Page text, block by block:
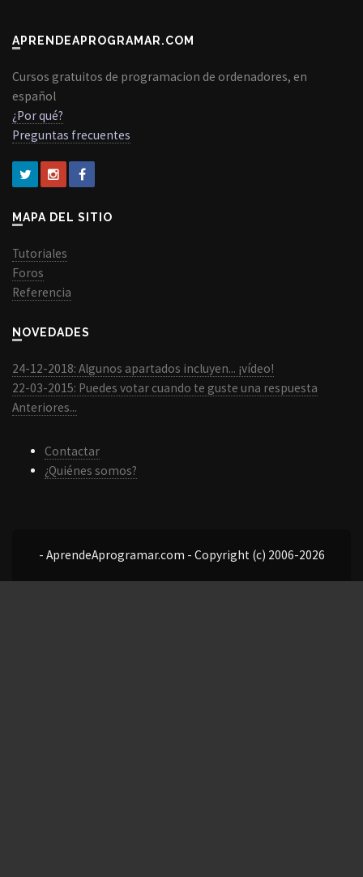
APRENDEAPROGRAMAR.COM
Cursos gratuitos de programacion de ordenadores, en
español
¿Por qué?
Preguntas frecuentes
MAPA DEL SITIO
Tutoriales
Foros
Referencia
NOVEDADES
24-12-2018: Algunos apartados incluyen... ¡vídeo!
22-03-2015: Puedes votar cuando te guste una respuesta
Anteriores...
Contactar
¿Quiénes somos?
- AprendeAprogramar.com - Copyright (c) 2006-2026